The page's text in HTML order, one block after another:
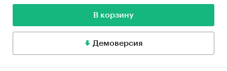
В корзину
Демоверсия